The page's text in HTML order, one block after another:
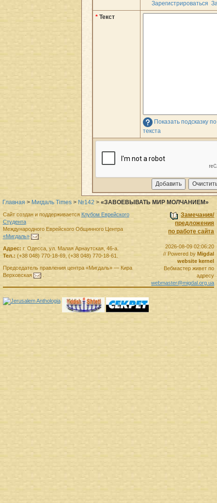
Зарегистрироваться
* Текст
Показать подсказку
текста
Главная > Мигдаль Times > №142 > «ЗАВОЕВЫВАТЬ МИР МОЛЧАНИЕМ»
Замечания/
предложения
по работе сайта
2026-08-09 02:06:20
// Powered by Migdal
website kernel
Вебмастер живет по
адресу
webmaster@migdal.org.ua
Сайт создан и поддерживается Клубом Еврейского
Студента
Международного Еврейского Общинного Центра
«Мигдаль»
.
Адрес: г. Одесса, ул. Малая Арнаутская, 46-а.
Тел.: (+38 048) 770-18-69, (+38 048) 770-18-61.
Председатель правленияцентра «Мигдаль»— Кира
Верховская
.